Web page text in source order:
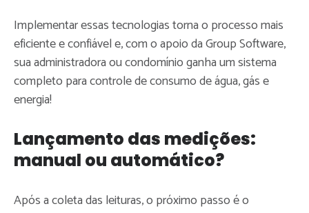
Implementar essas tecnologias torna o processo mais
eficiente e confiável e, com o apoio da Group Software,
sua administradora ou condomínio ganha um sistema
completo para controle de consumo de água, gás e
energia!
Lançamento das medições:
manual ou automático?
Após a coleta das leituras, o próximo passo é o